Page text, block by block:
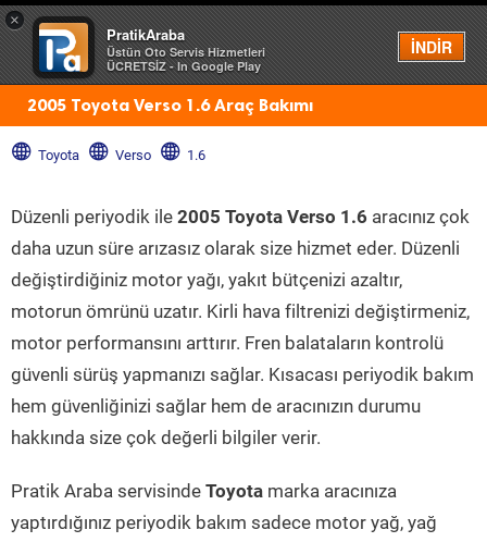
×
PratikAraba
Üstün Oto Servis Hizmetleri
ÜCRETSİZ - In Google Play
İNDİR
Menü
2005 Toyota Verso 1.6 Araç Bakımı
Toyota Verso 1.6
Düzenli periyodik ile 2005 Toyota Verso 1.6 aracınız çok
daha uzun süre arızasız olarak size hizmet eder. Düzenli
değiştirdiğiniz motor yağı, yakıt bütçenizi azaltır,
motorun ömrünü uzatır. Kirli hava filtrenizi değiştirmeniz,
motor performansını arttırır. Fren balataların kontrolü
güvenli sürüş yapmanızı sağlar. Kısacası periyodik bakım
hem güvenliğinizi sağlar hem de aracınızın durumu
hakkında size çok değerli bilgiler verir.
Pratik Araba servisinde Toyota marka aracınıza
yaptırdığınız periyodik bakım sadece motor yağ, yağ